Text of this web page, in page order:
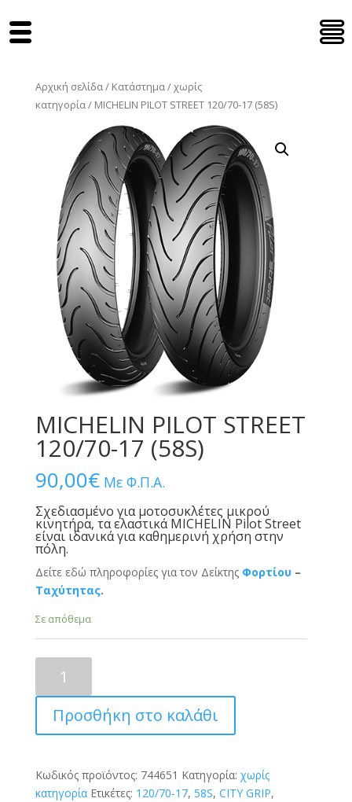
Αρχική σελίδα/ Κατάστημα/χωρίς
κατηγορία/ MICHELIN PILOT STREET 120/70-17 (58S)
MICHELIN PILOT STREET
120/70-17 (58S)
90,00€ Με Φ.Π.Α.
Σχεδιασμένο για μοτοσυκλέτες μικρού
κινητήρα, τα ελαστικά MICHELIN Pilot Street
είναι ιδανικά για καθημερινή χρήση στην
πόλη.
Δείτε εδώ πληροφορίες για τον Δείκτης Φορτίου –
Ταχύτητας.
Σε απόθεμα
PILOT
STREET
120/70-
17
ποσότητα
Προσθήκη στο καλάθι
Κωδικός προϊόντος: 744651 Κατηγορία: χωρίς
κατηγορία Ετικέτες: 120/70-17, 58S, CITY GRIP,